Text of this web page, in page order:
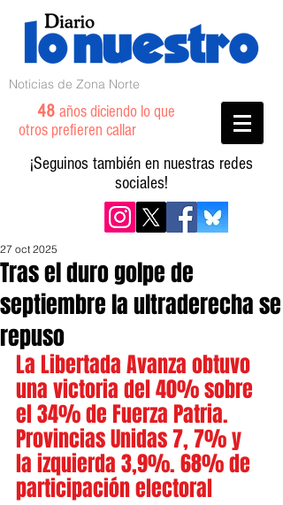
Noticias de Zona Norte
48 años diciendo lo que
otros prefieren callar
¡Seguinos también en nuestras redes
sociales!
Tras el duro golpe de
septiembre la ultraderecha se
repuso
27 oct 2025
La Libertada Avanza obtuvo
una victoria del 40% sobre
el 34% de Fuerza Patria.
Provincias Unidas 7, 7% y
la izquierda 3,9%. 68% de
participación electoral